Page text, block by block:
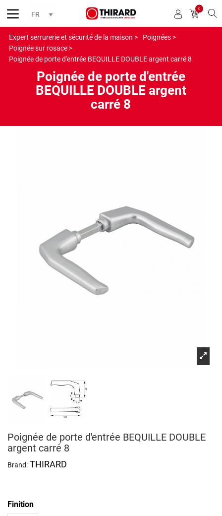
0
Expert serrurerie et sécurité de la maison >
Poignées >
Poignée sur rosace >
Poignée de porte d'entrée BEQUILLE DOUBLE argent carré 8
Poignée de porte d'entrée
BEQUILLE DOUBLE argent
carré 8
Poignée de porte d'entrée BEQUILLE DOUBLE
argent carré 8
Brand: THIRARD
Finition